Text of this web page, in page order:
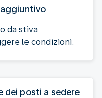
da stiva
le condizioni.
dei posti a sedere